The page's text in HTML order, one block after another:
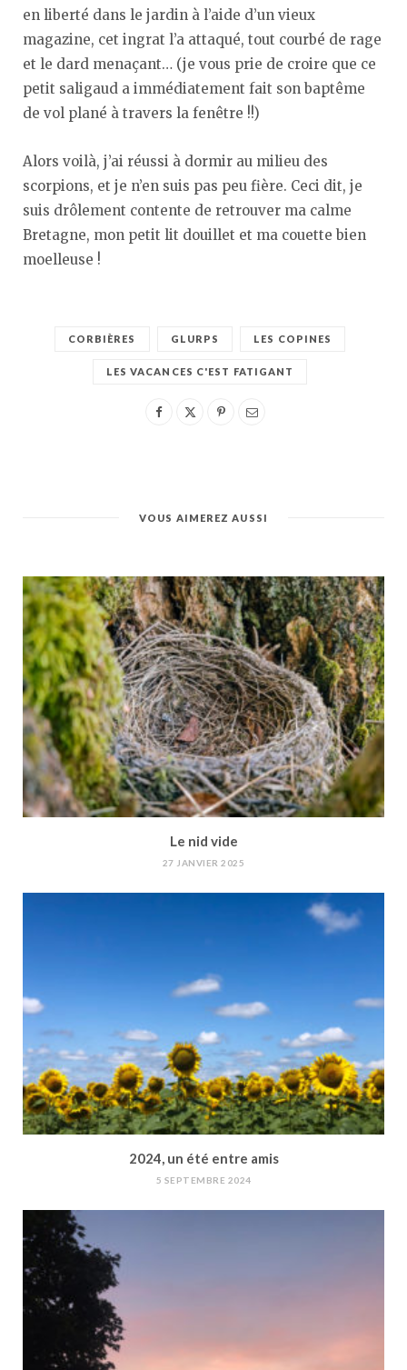
en liberté dans le jardin à l’aide d’un vieux
magazine, cet ingrat l’a attaqué, tout courbé de rage
et le dard menaçant… (je vous prie de croire que ce
petit saligaud a immédiatement fait son baptême
de vol plané à travers la fenêtre !!)
Alors voilà, j’ai réussi à dormir au milieu des
scorpions, et je n’en suis pas peu fière. Ceci dit, je
suis drôlement contente de retrouver ma calme
Bretagne, mon petit lit douillet et ma couette bien
moelleuse !
CORBIÈRES GLURPS LES COPINES
LES VACANCES C'EST FATIGANT
VOUS AIMEREZ AUSSI
Le nid vide
27 JANVIER 2025
2024, un été entre amis
5 SEPTEMBRE 2024